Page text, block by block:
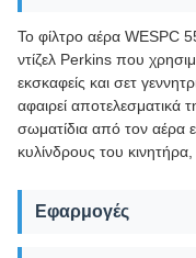
Το φίλτρο αέρα WESPC
ντίζελ Perkins που
εκσκαφείς και σετ
αφαιρεί αποτελεσματικά
σωματίδια από τον αέρα
κυλίνδρους του
Εφαρμογές